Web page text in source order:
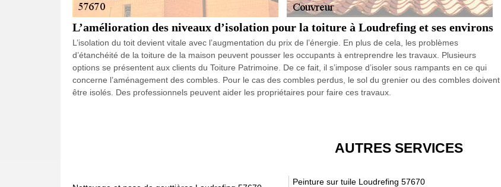
L’amélioration des niveaux d’isolation pour la toiture à Loudrefing et ses environs
L’isolation du toit devient vitale avec l’augmentation du prix de l’énergie. En plus de cela, les problèmes
d’étanchéité de la toiture de la maison peuvent pousser les occupants à entreprendre les travaux. Plusieurs
options se présentent aux clients du Toiture Patrimoine. De ce fait, il s’impose d’isoler sous rampants en ce qui
concerne l’aménagement des combles. Pour le cas des combles perdus, le sol du grenier ou des combles doivent
être isolés. Des professionnels peuvent aider les propriétaires pour faire ces travaux.
AUTRES SERVICES
Peinture sur tuile Loudrefing 57670